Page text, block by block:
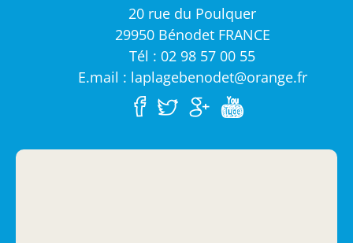
20 rue du Poulquer
29950 Bénodet FRANCE
Tél : 02 98 57 00 55
E.mail : laplagebenodet@orange.fr